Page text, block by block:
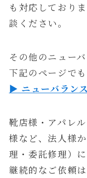
も対応しており
談ください。
その他のニュー
下記のページで
▶ ニューバラン
靴店様・アパレ
様など、法人様
理・委託修理）
継続的なご依頼